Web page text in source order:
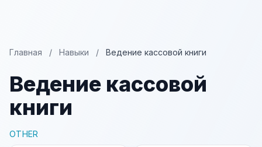
Главная / Навыки / Ведение кассовой книги
Ведение кассовой
книги
OTHER